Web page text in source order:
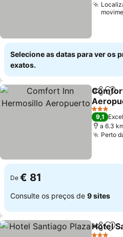
Selecione as datas para ver os
exatos.
Partilhar
Ver
3 Estrelas
9,1
a 6.3
Perto
De € 81
Consulte os preços de 9 sites
Partilhar
Hotel